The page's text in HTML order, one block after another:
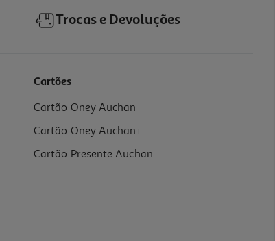
Trocas e Devoluções
Cartões
Cartão Oney Auchan
Cartão Oney Auchan+
Cartão Presente Auchan